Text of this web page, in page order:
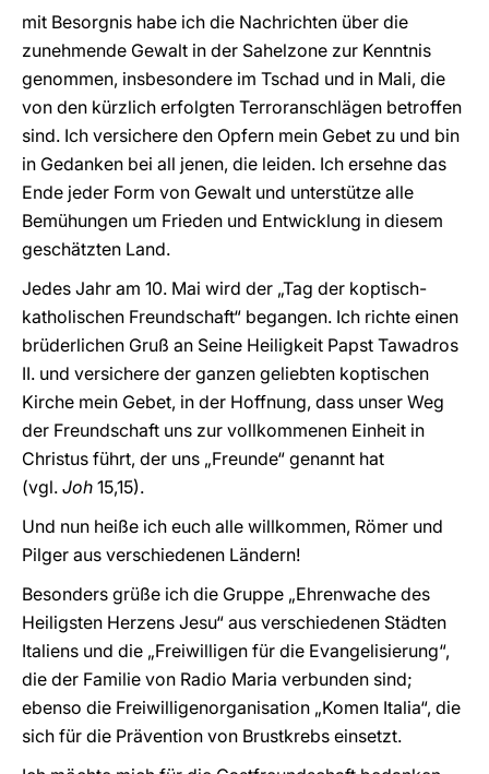
mit Besorgnis habe ich die Nachrichten über die
zunehmende Gewalt in der Sahelzone zur Kenntnis
genommen, insbesondere im Tschad und in Mali, die
von den kürzlich erfolgten Terroranschlägen betroffen
sind. Ich versichere den Opfern mein Gebet zu und bin
in Gedanken bei all jenen, die leiden. Ich ersehne das
Ende jeder Form von Gewalt und unterstütze alle
Bemühungen um Frieden und Entwicklung in diesem
geschätzten Land.
Jedes Jahr am 10. Mai wird der „Tag der koptisch-
katholischen Freundschaft“ begangen. Ich richte einen
brüderlichen Gruß an Seine Heiligkeit Papst Tawadros
II. und versichere der ganzen geliebten koptischen
Kirche mein Gebet, in der Hoffnung, dass unser Weg
der Freundschaft uns zur vollkommenen Einheit in
Christus führt, der uns „Freunde“ genannt hat
(vgl. Joh 15,15).
Und nun heiße ich euch alle willkommen, Römer und
Pilger aus verschiedenen Ländern!
Besonders grüße ich die Gruppe „Ehrenwache des
Heiligsten Herzens Jesu“ aus verschiedenen Städten
Italiens und die „Freiwilligen für die Evangelisierung“,
die der Familie von Radio Maria verbunden sind;
ebenso die Freiwilligenorganisation „Komen Italia“, die
sich für die Prävention von Brustkrebs einsetzt.